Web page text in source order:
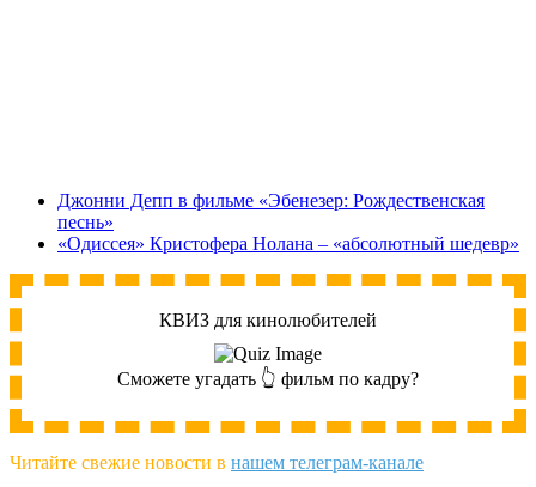
Джонни Депп в фильме «Эбенезер: Рождественская
песнь»
«Одиссея» Кристофера Нолана – «абсолютный шедевр»
КВИЗ для кинолюбителей
Сможете угадать 👆 фильм по кадру?
Читайте свежие новости в нашем телеграм-канале